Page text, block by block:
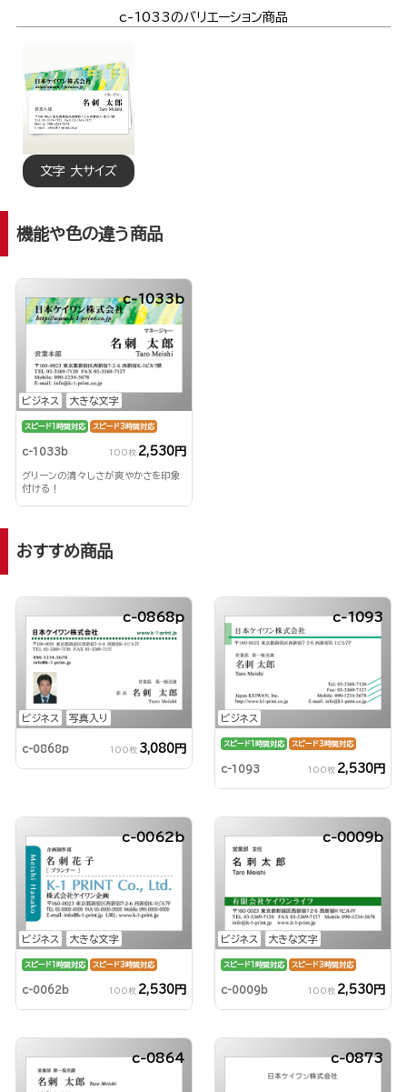
c-1033のバリエーション商品
文字 大サイズ
機能や色の違う商品
ビジネス 大きな文字
c-1033b
スピード1時間対応 スピード3時間対応
c-1033b 100枚 2,530円
グリーンの清々しさが爽やかさを印象
付ける！
おすすめ商品
ビジネス 写真入り
c-0868p
c-0868p 100枚 3,080円
ビジネス
c-1093
スピード1時間対応 スピード3時間対応
c-1093 100枚 2,530円
ビジネス 大きな文字
c-0062b
スピード1時間対応 スピード3時間対応
c-0062b 100枚 2,530円
ビジネス 大きな文字
c-0009b
スピード1時間対応 スピード3時間対応
c-0009b 100枚 2,530円
c-0864 c-0873